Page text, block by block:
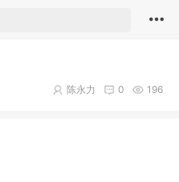
196
0
陈永力